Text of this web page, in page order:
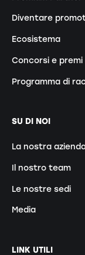
Diventare
Ecosistema
Concorsi e premi
Programma di
SU DI NOI
La nostra
Il nostro team
Le nostre sedi
Media
LINK UTILI